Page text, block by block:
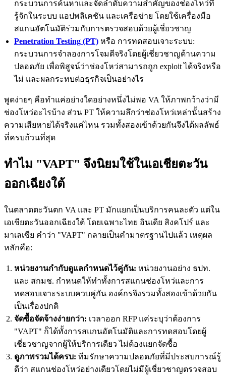
กระบวนการค้นหาและจัดลำดับความสำคัญของช่องโหว่ที่
รู้จักในระบบ แอปพลิเคชัน และเครือข่าย โดยใช้เครื่องมือ
สแกนอัตโนมัติร่วมกับการตรวจสอบด้วยผู้เชี่ยวชาญ
Penetration Testing (PT) หรือ การทดสอบเจาะระบบ:
กระบวนการจำลองการโจมตีจริงโดยผู้เชี่ยวชาญด้านความ
ปลอดภัย เพื่อพิสูจน์ว่าช่องโหว่สามารถถูก exploit ได้จริงหรือ
ไม่ และผลกระทบต่อธุรกิจเป็นอย่างไร
พูดง่ายๆ คือทำแค่อย่างใดอย่างหนึ่งไม่พอ VA ให้ภาพกว้างว่ามี
ช่องโหว่อะไรบ้าง ส่วน PT ให้ความลึกว่าช่องโหว่เหล่านั้นสร้าง
ความเสียหายได้จริงแค่ไหน รวมทั้งสองเข้าด้วยกันจึงได้ผลลัพธ์
ที่ครบถ้วนที่สุด
ทำไม "VAPT" จึงนิยมใช้ในเอเชียตะวัน
ออกเฉียงใต้
ในตลาดตะวันตก VA และ PT มักแยกเป็นบริการคนละตัว แต่ใน
เอเชียตะวันออกเฉียงใต้ โดยเฉพาะไทย อินเดีย สิงคโปร์ และ
มาเลเซีย คำว่า "VAPT" กลายเป็นคำมาตรฐานไปแล้ว เหตุผล
หลักคือ:
หน่วยงานกำกับดูแลกำหนดไว้คู่กัน: หน่วยงานอย่าง ธปท.
และ สกมช. กำหนดให้ทำทั้งการสแกนช่องโหว่และการ
ทดสอบเจาะระบบควบคู่กัน องค์กรจึงรวมทั้งสองเข้าด้วยกัน
เป็นเรื่องปกติ
จัดซื้อจัดจ้างง่ายกว่า: เวลาออก RFP แค่ระบุว่าต้องการ
"VAPT" ก็ได้ทั้งการสแกนอัตโนมัติและการทดสอบโดยผู้
เชี่ยวชาญจากผู้ให้บริการเดียว ไม่ต้องแยกจัดซื้อ
ดูภาพรวมได้ครบ: ทีมรักษาความปลอดภัยที่มีประสบการณ์รู้
ดีว่า สแกนช่องโหว่อย่างเดียวโดยไม่มีผู้เชี่ยวชาญตรวจสอบ